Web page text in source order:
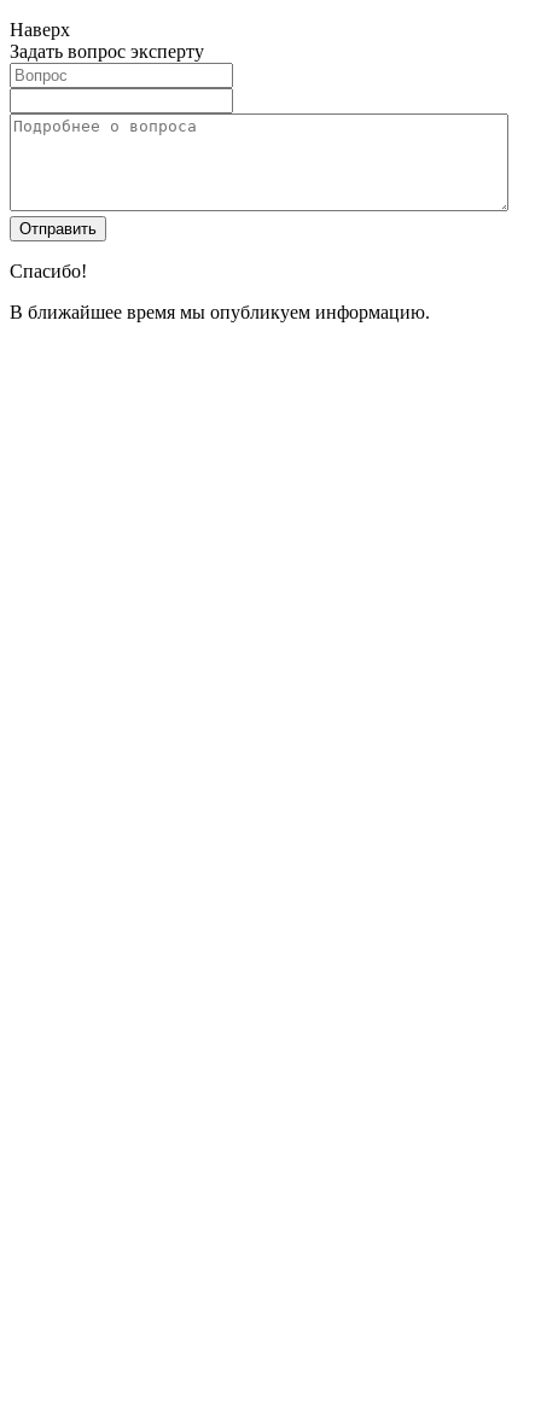
Наверх
Задать вопрос эксперту
Спасибо!
В ближайшее время мы опубликуем информацию.